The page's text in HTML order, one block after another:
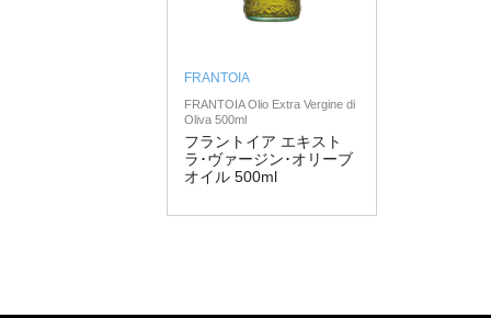
FRANTOIA
FRANTOIA Olio Extra Vergine di
Oliva 500ml
フラントイア エキスト
ラ･ヴァージン･オリーブ
オイル 500ml